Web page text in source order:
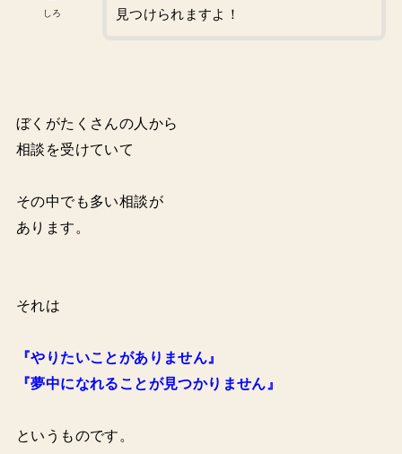
しろ
見つけられますよ！
ぼくがたくさんの人から
相談を受けていて
その中でも多い相談が
あります。
それは
『やりたいことがありません』
『夢中になれることが見つかりません』
というものです。